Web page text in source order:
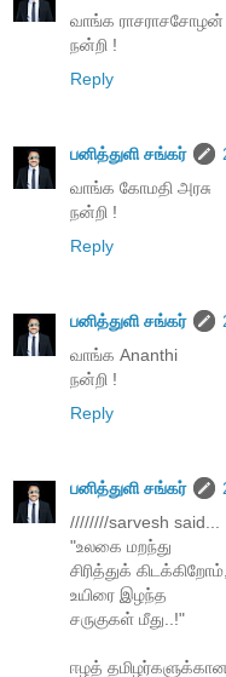
வாங்க ராசராசசோழன்
நன்றி !
Reply
பனித்துளி சங்கர்
வாங்க கோமதி அரசு
நன்றி !
Reply
பனித்துளி சங்கர்
வாங்க Ananthi
நன்றி !
Reply
பனித்துளி சங்கர்
////////sarvesh said...
"உலகை மறந்து
சிரித்துக் கிடக்கிறோம்,
உயிரை இழந்த
சருகுகள் மீது..!"
ஈழத்